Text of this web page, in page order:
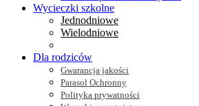
Wycieczki szkolne
Jednodniowe
Wielodniowe
Dla rodziców
Gwarancja jakości
Parasol Ochronny
Polityka prywatności